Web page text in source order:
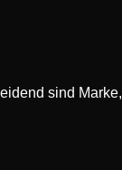
sind Marke,